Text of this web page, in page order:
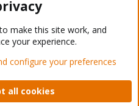
make this site work, and
your experience.
configure your preferences
all cookies